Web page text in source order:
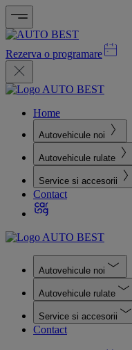
Rezerva o programare
Home
Autovehicule noi
Autovehicule rulate
Service si accesorii
Contact
Autovehicule noi
Autovehicule rulate
Service si accesorii
Contact